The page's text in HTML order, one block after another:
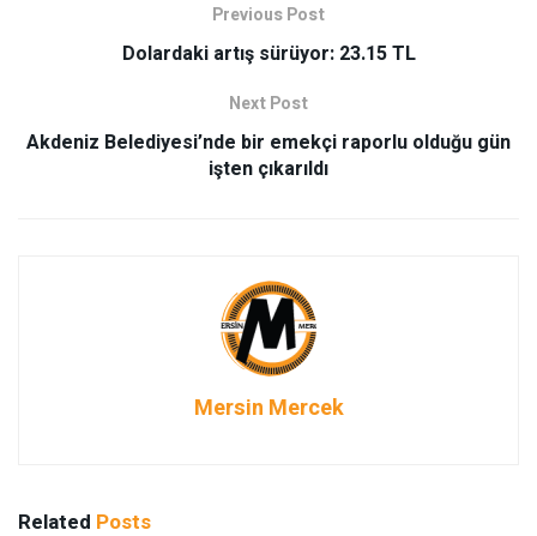
Previous Post
Dolardaki artış sürüyor: 23.15 TL
Next Post
Akdeniz Belediyesi’nde bir emekçi raporlu olduğu gün
işten çıkarıldı
Mersin Mercek
Related Posts